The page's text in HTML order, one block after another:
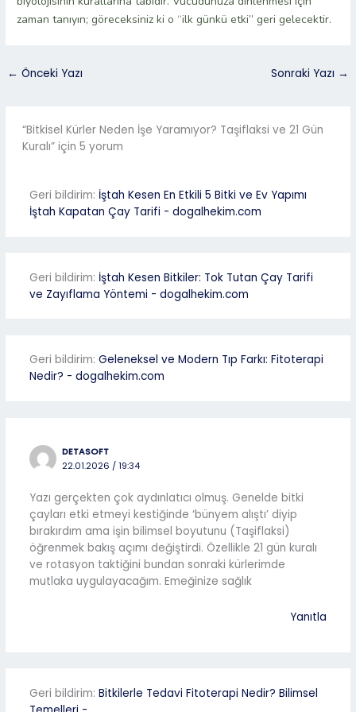
zaman tanıyın; göreceksiniz ki o “ilk günkü etki” geri gelecektir.
← Önceki Yazı Sonraki Yazı →
“Bitkisel Kürler Neden İşe Yaramıyor? Taşiflaksi ve 21 Gün
Kuralı” için 5 yorum
Geri bildirim: İştah Kesen En Etkili 5 Bitki ve Ev Yapımı
İştah Kapatan Çay Tarifi - dogalhekim.com
Geri bildirim: İştah Kesen Bitkiler: Tok Tutan Çay Tarifi
ve Zayıflama Yöntemi - dogalhekim.com
Geri bildirim: Geleneksel ve Modern Tıp Farkı: Fitoterapi
Nedir? - dogalhekim.com
DETASOFT
22.01.2026 / 19:34
Yazı gerçekten çok aydınlatıcı olmuş. Genelde bitki
çayları etki etmeyi kestiğinde ‘bünyem alıştı’ diyip
bırakırdım ama işin bilimsel boyutunu (Taşiflaksi)
öğrenmek bakış açımı değiştirdi. Özellikle 21 gün kuralı
ve rotasyon taktiğini bundan sonraki kürlerimde
mutlaka uygulayacağım. Emeğinize sağlık
Yanıtla
Geri bildirim: Bitkilerle Tedavi Fitoterapi Nedir? Bilimsel